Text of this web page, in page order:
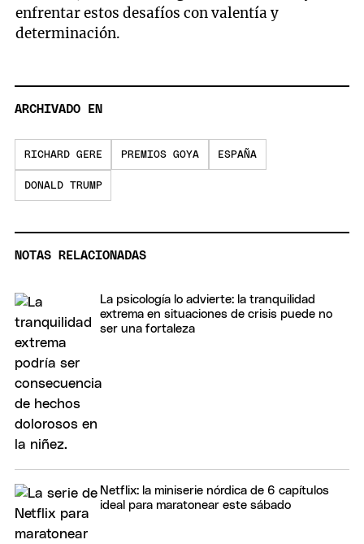
enfrentar estos desafíos con valentía y
determinación.
ARCHIVADO EN
RICHARD GERE PREMIOS GOYA ESPAÑA
DONALD TRUMP
NOTAS RELACIONADAS
La psicología lo advierte: la tranquilidad
extrema en situaciones de crisis puede no
ser una fortaleza
Netflix: la miniserie nórdica de 6 capítulos
ideal para maratonear este sábado